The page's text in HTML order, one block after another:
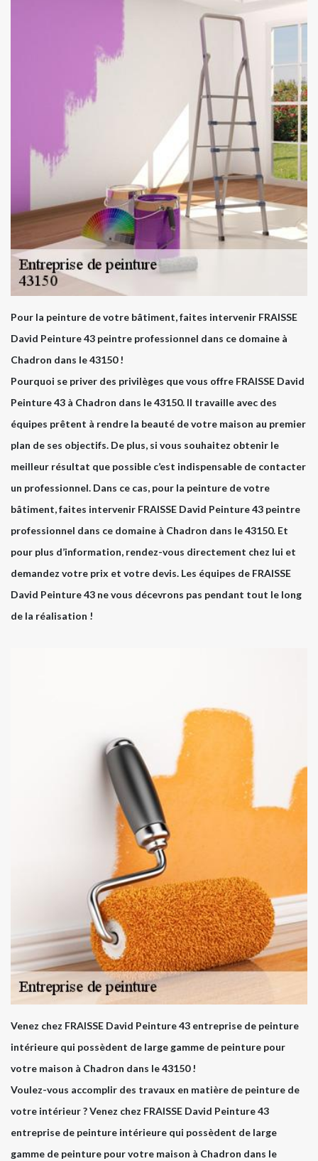
Pour la peinture de votre bâtiment, faites intervenir FRAISSE
David Peinture 43 peintre professionnel dans ce domaine à
Chadron dans le 43150 !
Pourquoi se priver des privilèges que vous offre FRAISSE David
Peinture 43 à Chadron dans le 43150. Il travaille avec des
équipes prêtent à rendre la beauté de votre maison au premier
plan de ses objectifs. De plus, si vous souhaitez obtenir le
meilleur résultat que possible c’est indispensable de contacter
un professionnel. Dans ce cas, pour la peinture de votre
bâtiment, faites intervenir FRAISSE David Peinture 43 peintre
professionnel dans ce domaine à Chadron dans le 43150. Et
pour plus d’information, rendez-vous directement chez lui et
demandez votre prix et votre devis. Les équipes de FRAISSE
David Peinture 43 ne vous décevrons pas pendant tout le long
de la réalisation !
Venez chez FRAISSE David Peinture 43 entreprise de peinture
intérieure qui possèdent de large gamme de peinture pour
votre maison à Chadron dans le 43150 !
Voulez-vous accomplir des travaux en matière de peinture de
votre intérieur ? Venez chez FRAISSE David Peinture 43
entreprise de peinture intérieure qui possèdent de large
gamme de peinture pour votre maison à Chadron dans le